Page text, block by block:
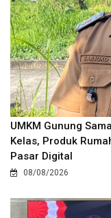
UMKM Gunung
Kelas, Produk
Pasar Digital
08/08/2026